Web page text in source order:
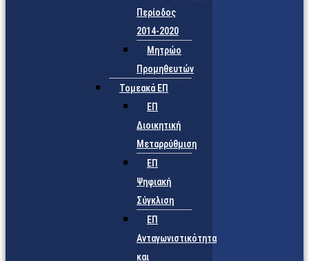
Περίοδος
2014-2020
Μητρώο
Προμηθευτών
Τομεακά ΕΠ
ΕΠ
Διοικητική
Μεταρρύθμιση
ΕΠ
Ψηφιακή
Σύγκλιση
ΕΠ
Ανταγωνιστικότητα
και